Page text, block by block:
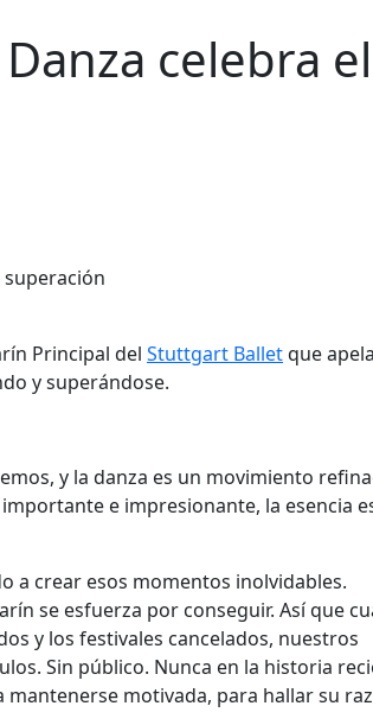
celebra el
Principal del Stuttgart Balletque
y superándose.
y la danza es un movimiento
e impresionante, la esencia
a crear esos momentos inolvidables.
se esfuerza por conseguir. Así que
y los festivales cancelados, nuestros
Sin público. Nunca en la historia
motivada, para hallar su